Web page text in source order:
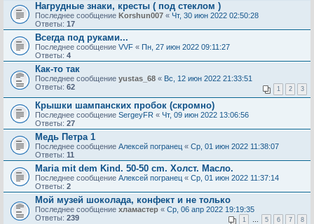
Нагрудные знаки, кресты ( под стеклом )
Последнее сообщение Korshun007 « Чт, 30 июн 2022 02:50:28
Ответы: 17
Всегда под руками...
Последнее сообщение VVF « Пн, 27 июн 2022 09:11:27
Ответы: 4
Как-то так
Последнее сообщение yustas_68 « Вс, 12 июн 2022 21:33:51
Ответы: 62 1 2 3
Крышки шампанских пробок (скромно)
Последнее сообщение SergeyFR « Чт, 09 июн 2022 13:06:56
Ответы: 27
Медь Петра 1
Последнее сообщение Алексей погранец « Ср, 01 июн 2022 11:38:07
Ответы: 11
Maria mit dem Kind. 50-50 cm. Холст. Масло.
Последнее сообщение Алексей погранец « Ср, 01 июн 2022 11:37:14
Ответы: 2
Мой музей шоколада, конфект и не только
Последнее сообщение хламастер « Ср, 06 апр 2022 19:19:35
Ответы: 239 1 … 5 6 7 8